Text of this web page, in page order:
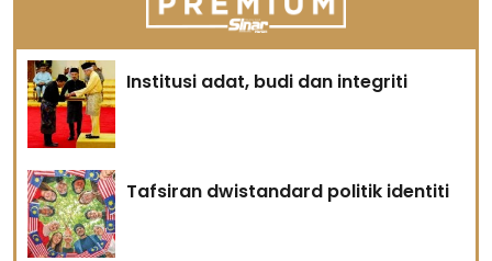
Institusi adat, budi dan integriti
Tafsiran dwistandard politik identiti